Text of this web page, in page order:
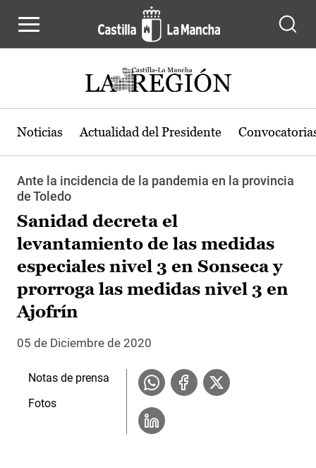
Noticias Actualidad del Presidente
Ante la incidencia de la pandemia en la provincia
de Toledo
Sanidad decreta el
levantamiento de las medidas
especiales nivel 3 en Sonseca y
prorroga las medidas nivel 3 en
Ajofrín
05 de Diciembre de 2020
Notas de prensa
Fotos